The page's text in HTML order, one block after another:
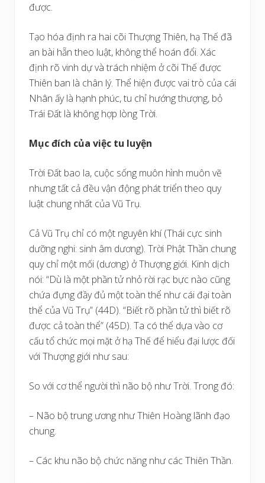
được.
Tạo hóa định ra hai cõi Thượng Thiên, hạ Thế đã
an bài hẵn theo luật, không thể hoán đổi. Xác
định rõ vinh dự và trách nhiệm ở cõi Thế được
Thiên ban là chân lý. Thể hiện được vai trò của cái
Nhân ấy là hạnh phúc, tu chỉ hướng thượng, bỏ
Trái Đất là không hợp lòng Trời.
Mục đích của việc tu luyện
Trời Đất bao la, cuộc sống muôn hình muôn vẽ
nhưng tất cả đều vận động phát triển theo quy
luật chung nhất của Vũ Trụ.
Cả Vũ Trụ chỉ có một nguyên khí (Thái cực sinh
dưỡng nghi: sinh âm dương). Trời Phật Thần chung
quy chỉ một mối (dương) ở Thượng giới. Kinh dịch
nói: “Dù là một phần tử nhỏ rời rạc bực nào cũng
chứa đựng đầy đủ một toàn thể như cái đại toàn
thể của Vũ Trụ” (44D). “Biết rõ phần tử thì biết rõ
được cả toàn thể” (45D). Ta có thể dựa vào cơ
cấu tổ chức mọi mặt ở hạ Thế để hiểu đại lược đối
với Thượng giới như sau:
So với cơ thể người thì não bộ như Trời. Trong đó:
– Não bộ trung ương như Thiên Hoàng lãnh đạo
chung.
– Các khu não bộ chức năng như các Thiên Thần.